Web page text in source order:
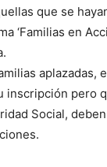
que se
‘Familias en
aplazadas,
inscripción pero
Social,